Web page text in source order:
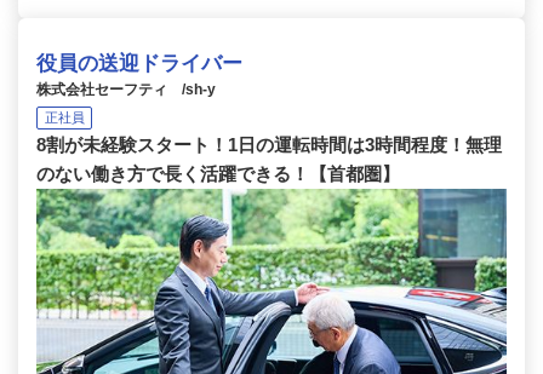
役員の送迎ドライバー
株式会社セーフティ /sh-y
正社員
8割が未経験スタート！1日の運転時間は3時間程度！無理
のない働き方で長く活躍できる！【首都圏】